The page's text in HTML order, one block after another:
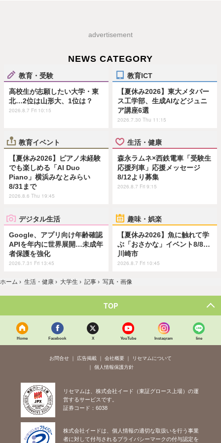
advertisement
NEWS CATEGORY
教育・受験
高校生が志願したい大学・東
北…2位は山形大、1位は？
2026.8.7 Fri 10:15
教育ICT
【夏休み2026】東大メタバー
ス工学部、生成AIなどジュニ
ア講座6選
2026.7.30 Thu 11:15
教育イベント
【夏休み2026】ピアノ未経験
でも楽しめる「AI Duo
Piano」横浜みなとみらい
8/31まで
2026.8.6 Thu 19:45
生活・健康
森永ラムネ×西鉄電車「受験生
応援列車」応援メッセージ
8/12より募集
2026.8.7 Fri 9:15
デジタル生活
Google、アプリ向け年齢確認
APIを年内に世界展開…未成年
者保護を強化
2026.7.31 Fri 13:45
趣味・娯楽
【夏休み2026】魚に触れて学
ぶ「おさかな」イベント8/8…
川崎市
2026.8.7 Fri 10:45
ホーム › 生活・健康 › 大学生 › 記事 › 写真・画像
TOP
Home Facebook X YouTube Instagram line
お問合せ 広告掲載 会社概要
リセマムについて
個人情報保護方針
リセマムは、株式会社イード（東証グロース上場）の運
営するサービスです。
証券コード：6038
株式会社イードは、個人情報の適切な取扱いを行う事業
者に対して付与されるプライバシーマークの付与認定を